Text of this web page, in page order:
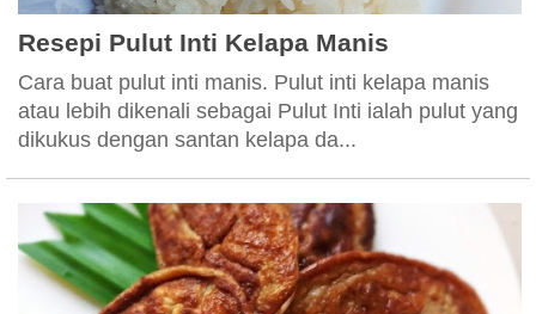
Resepi Pulut Inti Kelapa Manis
Cara buat pulut inti manis. Pulut inti kelapa manis
atau lebih dikenali sebagai Pulut Inti ialah pulut yang
dikukus dengan santan kelapa da...